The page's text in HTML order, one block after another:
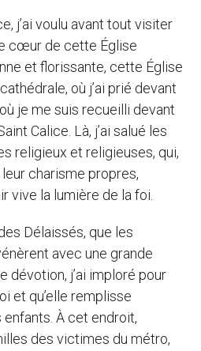
j’ai voulu avant tout visiter
cœur de cette Église
et florissante, cette Église
où j’ai prié devant
je me suis recueilli devant
Calice. Là, j’ai salué les
religieux et religieuses, qui,
charisme propres,
vive la lumière de la foi.
Délaissés, que les
avec une grande
dévotion, j’ai imploré pour
et qu’elle remplisse
enfants. À cet endroit,
des victimes du métro,